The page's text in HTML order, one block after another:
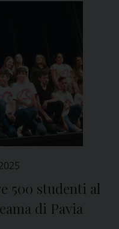
500 studenti al
di Pavia